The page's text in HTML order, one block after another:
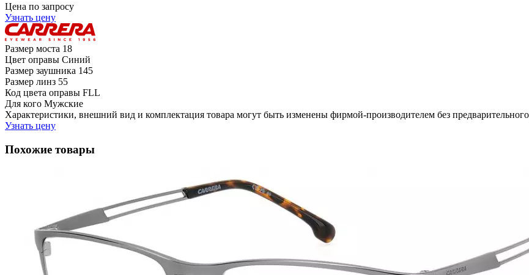
Цена по запросу
Узнать цену
Размер моста 18
Цвет оправы Синий
Размер заушника 145
Размер линз 55
Код цвета оправы FLL
Для кого Мужские
Характеристики, внешний вид и комплектация товара могут быть изменены фирмой-производителем без
Узнать цену
Похожие товары